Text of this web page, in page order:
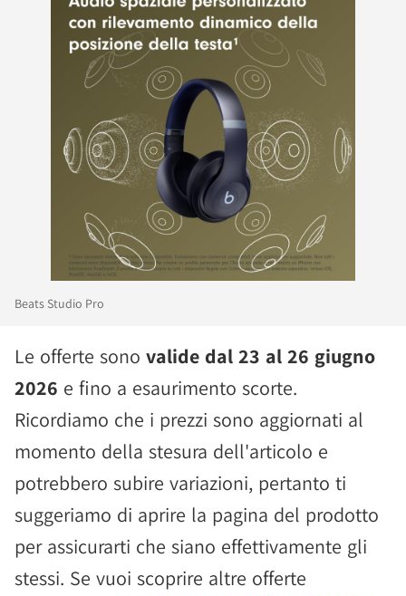
Beats Studio Pro
Le offerte sono valide dal 23 al 26 giugno
2026 e fino a esaurimento scorte.
Ricordiamo che i prezzi sono aggiornati al
momento della stesura dell'articolo e
potrebbero subire variazioni, pertanto ti
suggeriamo di aprire la pagina del prodotto
per assicurarti che siano effettivamente gli
stessi. Se vuoi scoprire altre offerte